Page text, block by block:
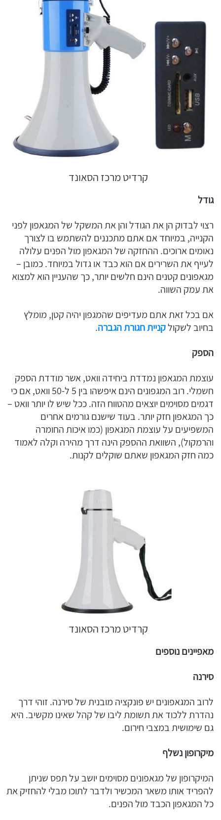
קרדיט מרכז הסאונד
גודל
רצוי לבדוק הן את הגודל והן את המשקל של המגאפון לפני
הקנייה, במיוחד אם אתם מתכננים להשתמש בו לצורך
נאומים ארוכים. ההחזקה של המגאפון מול הפנים עלולה
לעייף את השרירים אם הוא כבד או גדול במיוחד. כמובן –
מגאפונים קטנים הינם חלשים יותר, כך שהעניין הוא למצוא
את עמק השווה.
אם בכל זאת אתם מעדיפים שהמגפון יהיה קטן, מומלץ
בחיוב לשקולקניית חגורת הגברה.
הספק
עוצמת המגאפון נמדדת ביחידה וואט, אשר מודדת הספק
חשמלי. רוב המגפונים הינם איפשהו בין 5 ל-50 וואט, אם כי
דגמים מסוימים יוצאים מהטווח הזה. ככל שיש לו יותר וואט –
כך המגאפון חזק יותר. בעוד שישנם גורמים אחרים
המשפיעים על עוצמת המגאפון (כמו איכות החומרה
והרמקול), השוואת ההספק הינה דרך מהירה וקלה לאמוד
כמה חזק המגאפון שאתם שוקלים לקנות.
קרדיט מרכז הסאונד
מאפיינים נוספים
סירנה
לרוב המגאפונים יש פונקציה מובנית של סירנה. זוהי דרך
נהדרת ללכוד את תשומת ליבו של קהל שאינו מקשיב. היא
גם שימושית במצבי חירום.
מיקרופון נשלף
המיקרופון של מגאפונים מסוימים יושב על תפס שניתן
להפריד אותו משאר המכשיר ולדבר לתוכו מבלי להחזיק את
כל המגאפון הכבד מול הפנים.